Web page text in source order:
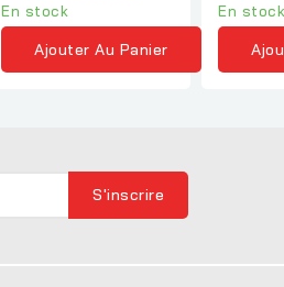
En stock
Ajouter Au Panier
En stock